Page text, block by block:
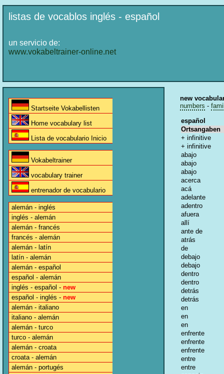
listas de vocablos inglés - español
un servicio de:
www.vokabeltrainer-online.net
Startseite Vokabellisten
Home vocabulary list
Lista de vocabulario Inicio
Vokabeltrainer
vocabulary trainer
entrenador de vocabulario
alemán - inglés
inglés - alemán
alemán - francés
francés - alemán
alemán - latín
latín - alemán
alemán - español
español - alemán
inglés - español - new
español - inglés - new
alemán - italiano
italiano - alemán
alemán - turco
turco - alemán
alemán - croata
croata - alemán
alemán - portugés
new
numbers -
español
Ortsangaben
+ infinitive
+ infinitive
abajo
abajo
abajo
acerca
acá
adelante
adentro
afuera
allí
ante de
atrás
de
debajo
debajo
dentro
dentro
detrás
detrás
en
en
en
enfrente
enfrente
enfrente
entre
entre